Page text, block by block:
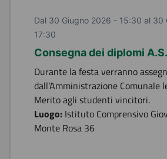
Dal 30 Giugno 2026 - 15:30 al 30
17:30
Consegna dei diplomi
Durante la festa verranno
dall’Amministrazione Comunale
Merito agli studenti vincitori.
Luogo: Istituto Comprensivo
Monte Rosa 36